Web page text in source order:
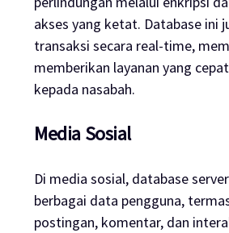
akses yang ketat. Database ini
transaksi secara real-time,
memberikan layanan yang
kepada nasabah.
Media Sosial
Di media sosial, database
berbagai data pengguna,
postingan, komentar, dan